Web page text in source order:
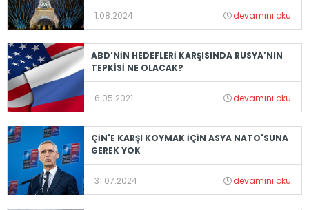
1.08.2024 devamını oku
ABD’NİN HEDEFLERİ KARŞISINDA RUSYA’NIN
TEPKİSİ NE OLACAK?
6.05.2021 devamını oku
ÇİN'E KARŞI KOYMAK İÇİN ASYA NATO'SUNA
GEREK YOK
31.07.2024 devamını oku